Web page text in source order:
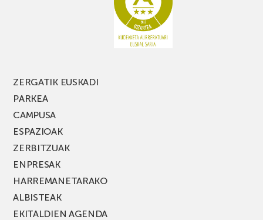
ZERGATIK EUSKADI
PARKEA
CAMPUSA
ESPAZIOAK
ZERBITZUAK
ENPRESAK
HARREMANETARAKO
ALBISTEAK
EKITALDIEN AGENDA